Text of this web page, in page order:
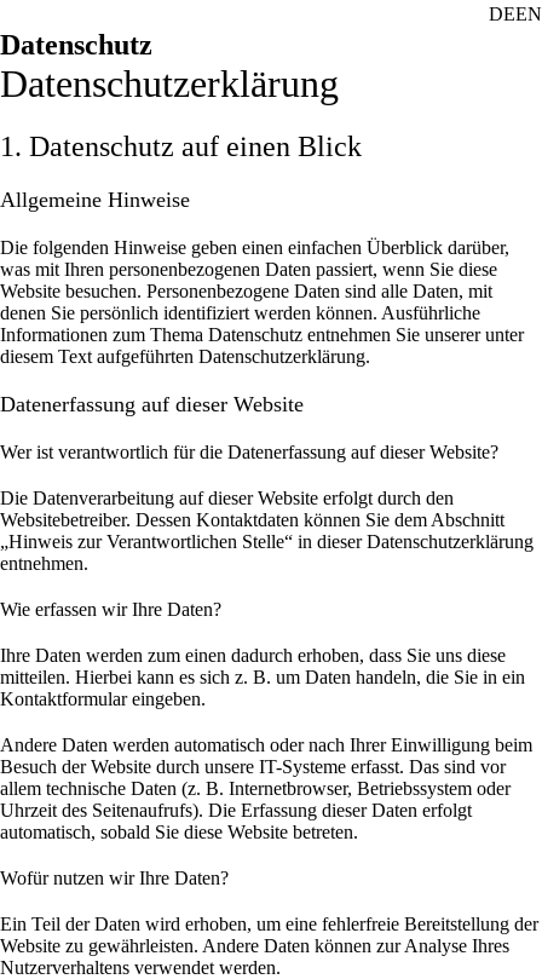
DEEN
Datenschutz
Datenschutz­erklärung
1. Datenschutz auf einen Blick
Allgemeine Hinweise
Die folgenden Hinweise geben einen einfachen Überblick darüber,
was mit Ihren personenbezogenen Daten passiert, wenn Sie diese
Website besuchen. Personenbezogene Daten sind alle Daten, mit
denen Sie persönlich identifiziert werden können. Ausführliche
Informationen zum Thema Datenschutz entnehmen Sie unserer unter
diesem Text aufgeführten Datenschutzerklärung.
Datenerfassung auf dieser Website
Wer ist verantwortlich für die Datenerfassung auf dieser Website?
Die Datenverarbeitung auf dieser Website erfolgt durch den
Websitebetreiber. Dessen Kontaktdaten können Sie dem Abschnitt
„Hinweis zur Verantwortlichen Stelle“ in dieser Datenschutzerklärung
entnehmen.
Wie erfassen wir Ihre Daten?
Ihre Daten werden zum einen dadurch erhoben, dass Sie uns diese
mitteilen. Hierbei kann es sich z. B. um Daten handeln, die Sie in ein
Kontaktformular eingeben.
Andere Daten werden automatisch oder nach Ihrer Einwilligung beim
Besuch der Website durch unsere IT-Systeme erfasst. Das sind vor
allem technische Daten (z. B. Internetbrowser, Betriebssystem oder
Uhrzeit des Seitenaufrufs). Die Erfassung dieser Daten erfolgt
automatisch, sobald Sie diese Website betreten.
Wofür nutzen wir Ihre Daten?
Ein Teil der Daten wird erhoben, um eine fehlerfreie Bereitstellung der
Website zu gewährleisten. Andere Daten können zur Analyse Ihres
Nutzerverhaltens verwendet werden.